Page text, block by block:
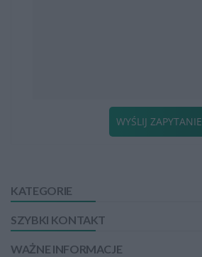
KATEGORIE
SZYBKI KONTAKT
WAŻNE INFORMACJE
WYŚLIJ ZAPYTANIE